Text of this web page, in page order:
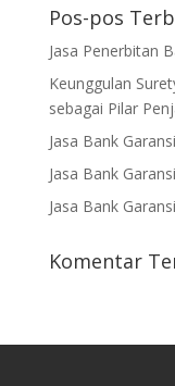
k
Pos-pos
Jasa Penerbitan
Keunggulan
sebagai Pilar
Jasa Bank
Jasa Bank
Jasa Bank
Komentar